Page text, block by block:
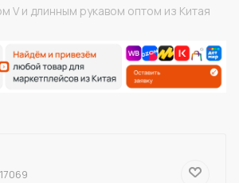
V и длинным рукавом оптом из Китая